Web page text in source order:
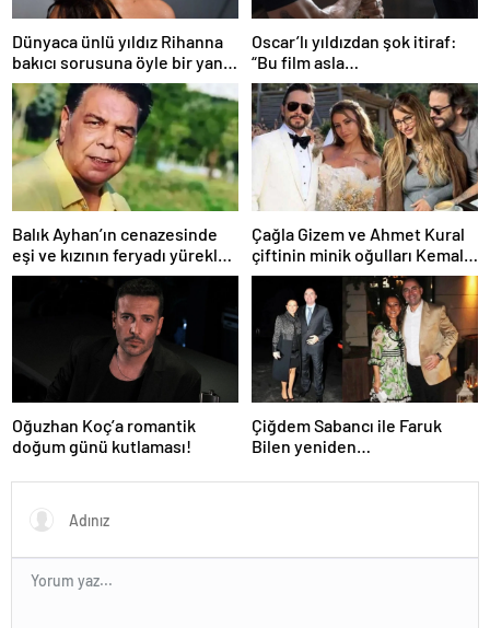
Dünyaca ünlü yıldız Rihanna
bakıcı sorusuna öyle bir yanıt
verdi ki! “35 yıl boyunca…”
Oscar’lı yıldızdan şok itiraf:
“Bu film asla
yayınlanmamalıydı!”
Balık Ayhan’ın cenazesinde
eşi ve kızının feryadı yürekleri
dağladı: “Baba kalk canım
Çağla Gizem ve Ahmet Kural
çiftinin minik oğulları Kemal, 1
yaşına bastı! İşte doğum
gününden kareler!
Oğuzhan Koç’a romantik
doğum günü kutlaması!
Çiğdem Sabancı ile Faruk
Bilen yeniden
damadı, eski eşinin hapis